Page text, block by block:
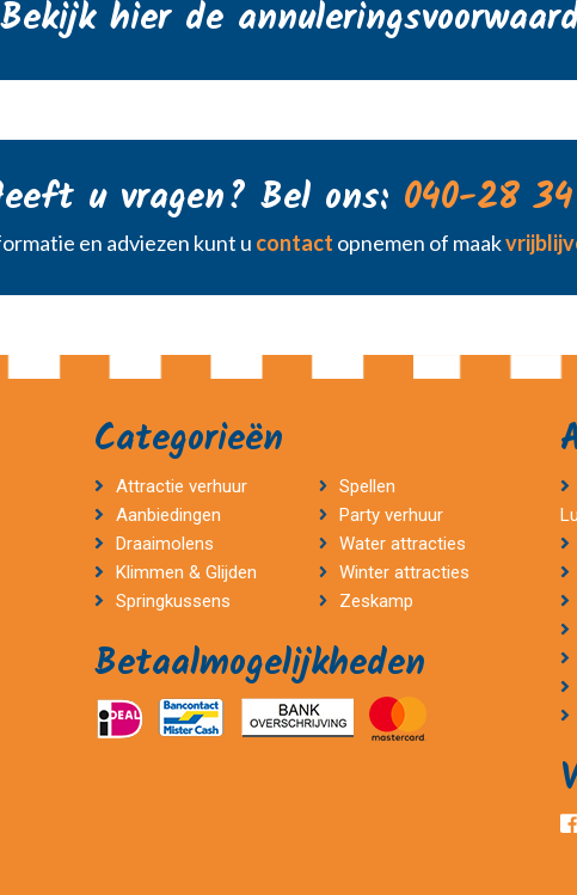
Bekijk hier de
u vragen? Bel ons: 040-28
en adviezen kunt u contact opnemen of maak
Categorieën
Attractie verhuur
Aanbiedingen
Draaimolens
Klimmen & Glijden
Springkussens
Spellen
Party verhuur
Water attracties
Winter attracties
Zeskamp
Betaalmogelijkheden